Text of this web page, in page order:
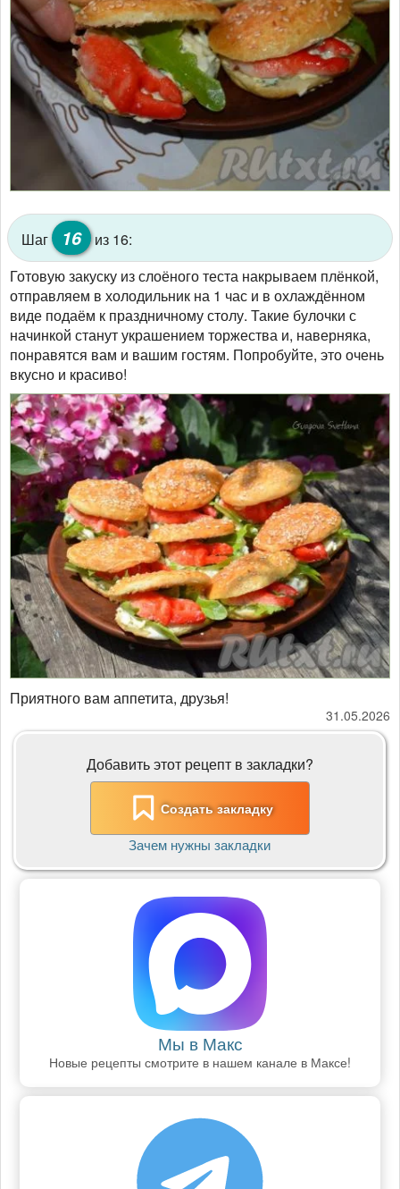
Шаг 16 из 16:
Готовую закуску из слоёного теста накрываем плёнкой,
отправляем в холодильник на 1 час и в охлаждённом
виде подаём к праздничному столу. Такие булочки с
начинкой станут украшением торжества и, наверняка,
понравятся вам и вашим гостям. Попробуйте, это очень
вкусно и красиво!
Приятного вам аппетита, друзья!
31.05.2026
Добавить этот рецепт в закладки?
Создать закладку
Зачем нужны закладки
Мы в Макс
Новые рецепты смотрите в нашем канале в Максе!